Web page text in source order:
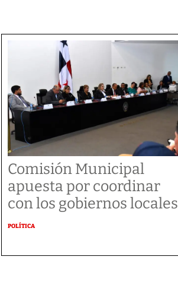
Comisión Municipal
apuesta por coordinar
con los gobiernos locales
POLÍTICA